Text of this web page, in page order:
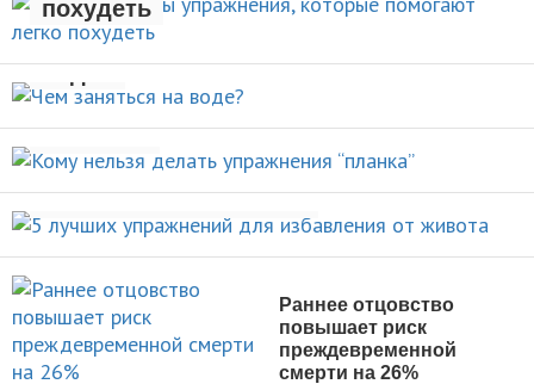
похудеть
НОВОСТИ
Чем заняться на
воде?
ВИДЫ СПОРТА
Кому нельзя делать упражнения
“планка”
НОВОСТИ
5 лучших упражнений для
избавления от живота
ПОХУДЕНИЕ
Раннее отцовство
повышает риск
преждевременной
смерти на 26%